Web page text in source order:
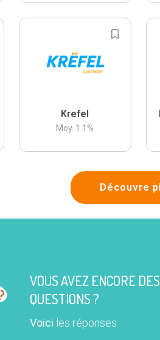
Krefel
Moy. 1.1 %
Découvre
VOUS AVEZ ENCORE DES
QUESTIONS ?
Voici les réponses